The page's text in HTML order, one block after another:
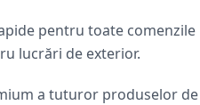
pentru toate comenzile
lucrări de exterior.
a tuturor produselor de